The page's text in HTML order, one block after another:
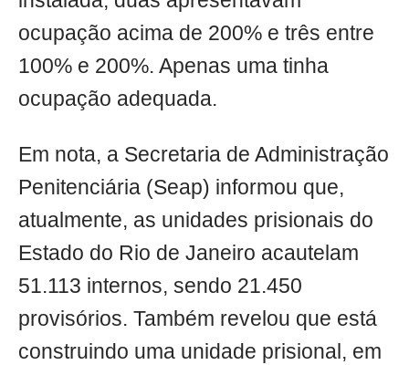
ocupação acima de 200% e três entre
100% e 200%. Apenas uma tinha
ocupação adequada.
Em nota, a Secretaria de Administração
Penitenciária (Seap) informou que,
atualmente, as unidades prisionais do
Estado do Rio de Janeiro acautelam
51.113 internos, sendo 21.450
provisórios. Também revelou que está
construindo uma unidade prisional, em